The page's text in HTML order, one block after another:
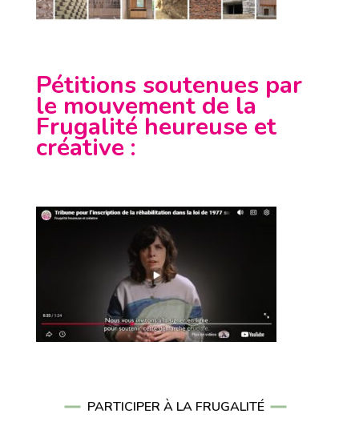
Pétitions soutenues par
le mouvement de la
Frugalité heureuse et
créative :
PARTICIPER À LA FRUGALITÉ